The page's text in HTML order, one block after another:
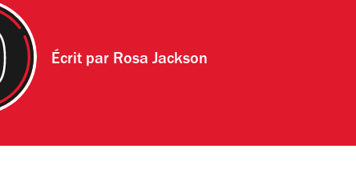
Écrit par Rosa Jackson